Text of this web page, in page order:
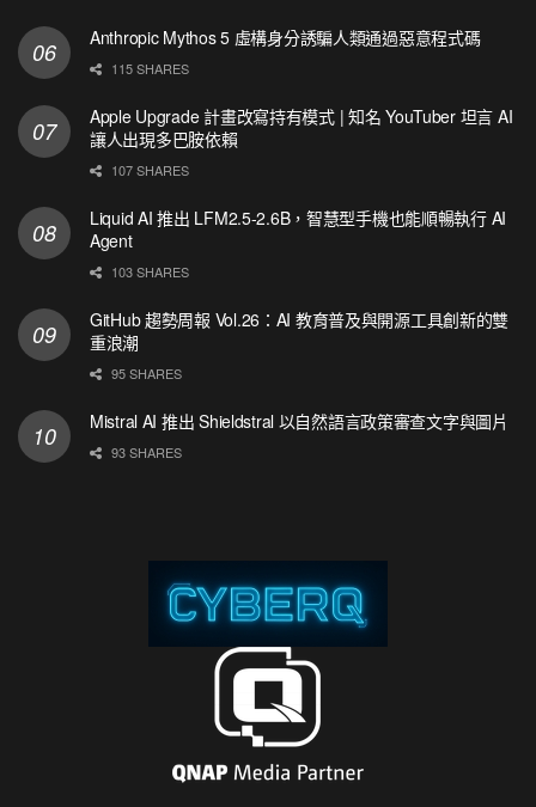
Anthropic Mythos 5 虛構身分誘騙人類通過惡意程式碼
115 SHARES
Apple Upgrade 計畫改寫持有模式 | 知名 YouTuber 坦言 AI
讓人出現多巴胺依賴
107 SHARES
Liquid AI 推出 LFM2.5-2.6B，智慧型手機也能順暢執行 AI
Agent
103 SHARES
GitHub 趨勢周報 Vol.26：AI 教育普及與開源工具創新的雙
重浪潮
95 SHARES
Mistral AI 推出 Shieldstral 以自然語言政策審查文字與圖片
93 SHARES